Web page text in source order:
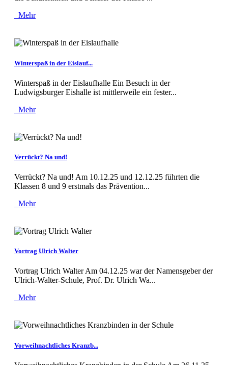
Mehr
Winterspaß in der Eislauf...
Winterspaß in der Eislaufhalle Ein Besuch in der
Ludwigsburger Eishalle ist mittlerweile ein fester...
Mehr
Verrückt? Na und!
Verrückt? Na und! Am 10.12.25 und 12.12.25 führten die
Klassen 8 und 9 erstmals das Prävention...
Mehr
Vortrag Ulrich Walter
Vortrag Ulrich Walter Am 04.12.25 war der Namensgeber der
Ulrich-Walter-Schule, Prof. Dr. Ulrich Wa...
Mehr
Vorweihnachtliches Kranzb...